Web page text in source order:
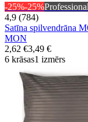
-25%-25%Professional
4,9 (784)
Satīna spilvendrāna
MON
2,62 €3,49 €
6 krāsas1 izmērs